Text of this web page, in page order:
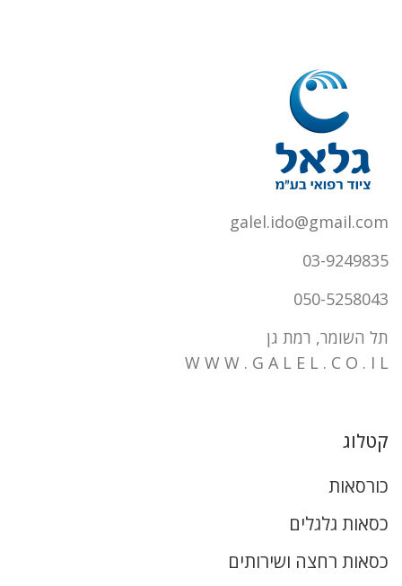
galel.ido@gmail.com
03-9249835
050-5258043
תל השומר, רמת גן
W W W . G A L E L . C O . I L
קטלוג
כורסאות
כסאות גלגלים
כסאות רחצה ושירותים